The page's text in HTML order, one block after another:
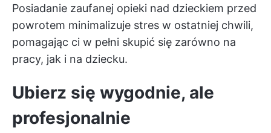
Posiadanie zaufanej opieki nad dzieckiem przed
powrotem minimalizuje stres w ostatniej chwili,
pomagając ci w pełni skupić się zarówno na
pracy, jak i na dziecku.
Ubierz się wygodnie, ale
profesjonalnie